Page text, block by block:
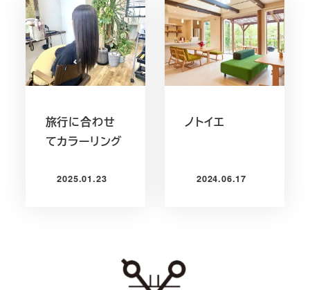
旅行に合わせ
てカラーリング
投稿日
2025.01.23
ノトイエ
投稿日
2024.06.17